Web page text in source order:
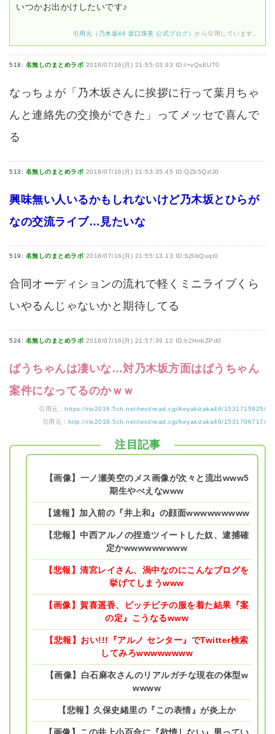
いつかお出かけしたいです♪
引用元（乃木坂46 坂口珠美 公式ブログ） から引用しています。
518: 名無しのまとめラボ 2018/07/16(月) 21:55:03.93 ID:I+vQsEUT0
なっちょが「乃木坂さんに挨拶に行って葉月ちゃ
んと連絡先の交換ができた」ってメッセで喜んで
る
513: 名無しのまとめラボ 2018/07/16(月) 21:53:35.45 ID:QZb5QzlJ0
興味無い人いるかもしれないけど乃木坂とひらが
なの交流ライブ…見たいな
519: 名無しのまとめラボ 2018/07/16(月) 21:55:13.13 ID:SjSbQuqt0
合同オーディションの流れで軽くミニライブくら
いやるんじゃないかと期待してる
524: 名無しのまとめラボ 2018/07/16(月) 21:57:39.12 ID:h2HnbZPd0
ばうちゃんは凄いな…対乃木坂方面はばうちゃん
案件になってるのかｗｗ
引用元： https://rio2016.5ch.net/test/read.cgi/keyakizaka46/1531715925/
引用元： http://rio2016.5ch.net/test/read.cgi/keyakizaka46/1531706717/
注目記事
【画像】一ノ瀬美空のメス画像が次々と流出www5
期生やべえなwww
【速報】加入前の『井上和』の顔面wwwwwwwww
【悲報】中西アルノの捏造ツイートした奴、逮捕確
定かwwwwwwwww
【悲報】清宮レイさん、渦中なのにこんなブログを
挙げてしまうwww
【画像】賀喜遥香、ピッチピチの服を着た結果『案
の定』こうなるwww
【悲報】おい!!!『アルノ センター』でTwitter検索
してみろwwwwwwww
【画像】白石麻衣さんのリアルガチな現在の体型w
wwww
【悲報】久保史緒里の『この表情』が炎上か
【画像】この井上小百合に『欲情しない』男ってい